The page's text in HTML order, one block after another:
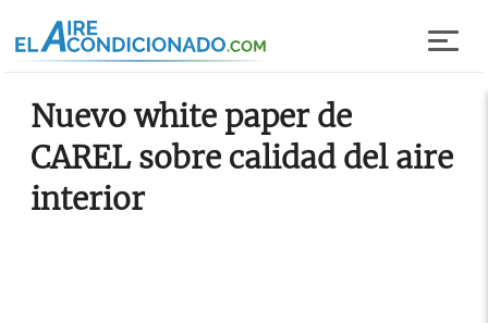
Nuevo white paper de
CAREL sobre calidad del aire
interior